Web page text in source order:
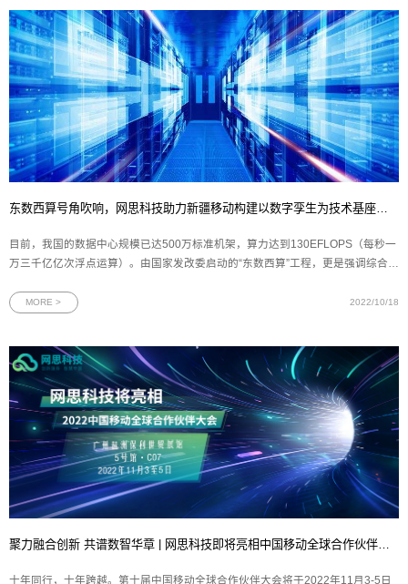
目前，我国的数据中心规模已达500万标准机架，算力达到130EFLOPS（每秒一
万三千亿亿次浮点运算）。由国家发改委启动的“东数西算”工程，更是强调综合性
拉平中西部发展差距。近日，网思科技携手中国移动通信集团新疆有限公司，在
MORE > 2022/10/18
十年同行，十年跨越。第十届中国移动全球合作伙伴大会将于2022年11月3-5日